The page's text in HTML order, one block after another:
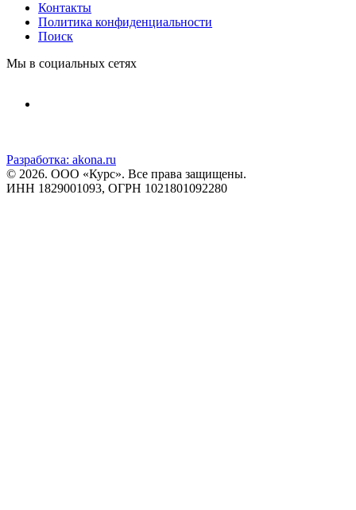
Контакты
Политика конфиденциальности
Поиск
Мы в социальных сетях
Разработка: akona.ru
© 2026. ООО «Курс». Все права защищены.
ИНН 1829001093, ОГРН 1021801092280